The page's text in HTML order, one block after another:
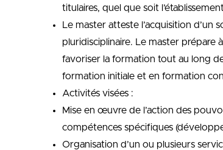
titulaires, quel que soit
Le master atteste l’acquisition d’un
pluridisciplinaire. Le master prépare
favoriser la formation tout au long
formation initiale et en formation
Activités visées :
Mise en œuvre de l’action des
compétences spécifiques
Organisation d’un ou plusieurs